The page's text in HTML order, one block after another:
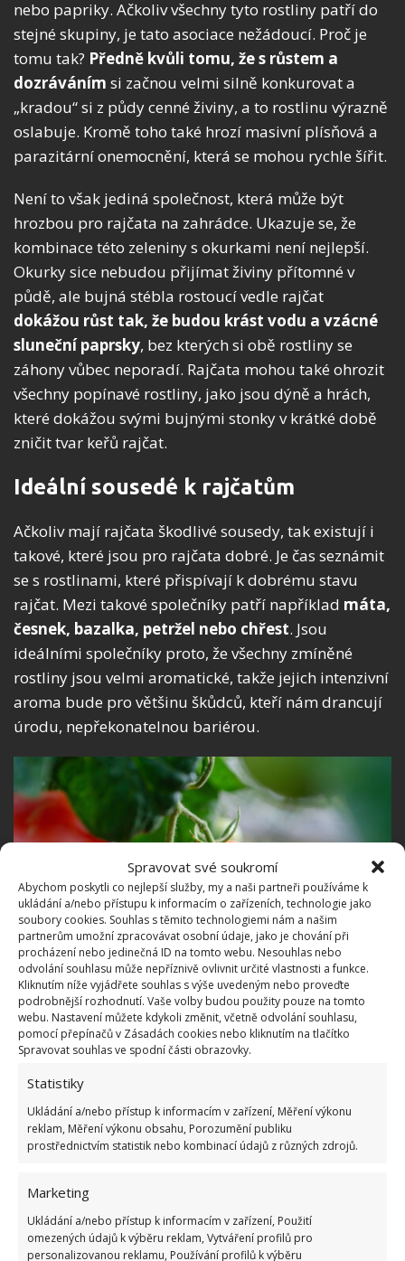
Spravovat své soukromí
Abychom poskytli co nejlepší služby, my a naši partneři používáme k
ukládání a/nebo přístupu k informacím o zařízeních, technologie jako
soubory cookies. Souhlas s těmito technologiemi nám a našim
partnerům umožní zpracovávat osobní údaje, jako je chování při
procházení nebo jedinečná ID na tomto webu. Nesouhlas nebo
odvolání souhlasu může nepříznivě ovlivnit určité vlastnosti a funkce.
Kliknutím níže vyjádřete souhlas s výše uvedeným nebo proveďte
podrobnější rozhodnutí. Vaše volby budou použity pouze na tomto
webu. Nastavení můžete kdykoli změnit, včetně odvolání souhlasu,
pomocí přepínačů v Zásadách cookies nebo kliknutím na tlačítko
Spravovat souhlas ve spodní části obrazovky.
Statistiky
Ukládání a/nebo přístup k informacím v zařízení, Měření výkonu
reklam, Měření výkonu obsahu, Porozumění publiku
prostřednictvím statistik nebo kombinací údajů z různých zdrojů.
Marketing
Ukládání a/nebo přístup k informacím v zařízení, Použití
omezených údajů k výběru reklam, Vytváření profilů pro
personalizovanou reklamu, Používání profilů k výběru
nebo papriky. Ačkoliv všechny tyto rostliny patří do
stejné skupiny, je tato asociace nežádoucí. Proč je
tomu tak? Předně kvůli tomu, že s růstem a
dozráváním si začnou velmi silně konkurovat a
„kradou“ si z půdy cenné živiny, a to rostlinu výrazně
oslabuje. Kromě toho také hrozí masivní plísňová a
parazitární onemocnění, která se mohou rychle šířit.
Není to však jediná společnost, která může být
hrozbou pro rajčata na zahrádce. Ukazuje se, že
kombinace této zeleniny s okurkami není nejlepší.
Okurky sice nebudou přijímat živiny přítomné v
půdě, ale bujná stébla rostoucí vedle rajčat
dokážou růst tak, že budou krást vodu a vzácné
sluneční paprsky, bez kterých si obě rostliny se
záhony vůbec neporadí. Rajčata mohou také ohrozit
všechny popínavé rostliny, jako jsou dýně a hrách,
které dokážou svými bujnými stonky v krátké době
zničit tvar keřů rajčat.
Ideální sousedé k rajčatům
Ačkoliv mají rajčata škodlivé sousedy, tak existují i
takové, které jsou pro rajčata dobré. Je čas seznámit
se s rostlinami, které přispívají k dobrému stavu
rajčat. Mezi takové společníky patří například máta,
česnek, bazalka, petržel nebo chřest. Jsou
ideálními společníky proto, že všechny zmíněné
rostliny jsou velmi aromatické, takže jejich intenzivní
aroma bude pro většinu škůdců, kteří nám drancují
úrodu, nepřekonatelnou bariérou.
Fotografie: Pixabay
Mezi rajčata je ideální a zdravé zařadit i listovou
zeleninu jako je hlávkový salát nebo špenát. Proč?
Nejen, že maximálně využijete prostor na zahrádce a
v záhoncích, ale také tato zelenina poskytne stín,
který pomůže udržet vodu v půděa přispěje k
mezi nimi rostliny, které jsou pro ně škodlivé,
popřemýšlejte nad přesazením, aby vaše úroda byla
dobrá.